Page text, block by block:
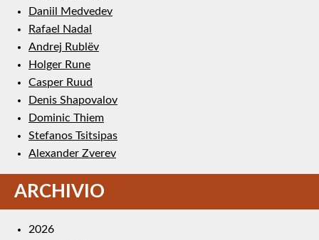
Daniil Medvedev
Rafael Nadal
Andrej Rublëv
Holger Rune
Casper Ruud
Denis Shapovalov
Dominic Thiem
Stefanos Tsitsipas
Alexander Zverev
ARCHIVIO
2026